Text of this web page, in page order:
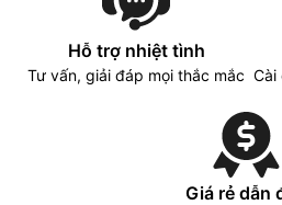
Hỗ trợ nhiệt tình
Tư vấn, giải đáp mọi thắc mắc Cài
Giá rẻ dẫn